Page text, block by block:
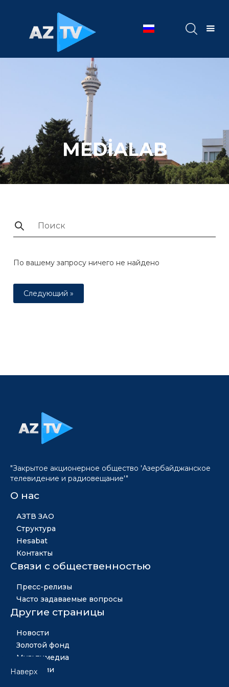
MEDİALAB
По вашему запросу ничего не найдено
Следующий »
"Закрытое акционерное общество 'Азербайджанское
телевидение и радиовещание'"
О нас
АЗТВ ЗАО
Структура
Hesabat
Контакты
Связи с общественностью
Пресс-релизы
Часто задаваемые вопросы
Другие страницы
Новости
Золотой фонд
Мультимедиа
Вакансии
Наверх